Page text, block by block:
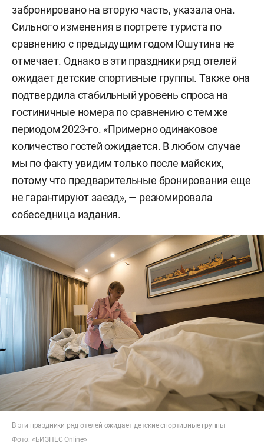
забронировано на вторую часть, указала она.
Сильного изменения в портрете туриста по
сравнению с предыдущим годом Юшутина не
отмечает. Однако в эти праздники ряд отелей
ожидает детские спортивные группы. Также она
подтвердила стабильный уровень спроса на
гостиничные номера по сравнению с тем же
периодом 2023-го. «Примерно одинаковое
количество гостей ожидается. В любом случае
мы по факту увидим только после майских,
потому что предварительные бронирования еще
не гарантируют заезд», — резюмировала
собеседница издания.
В эти праздники ряд отелей ожидает детские спортивные группы
Фото: «БИЗНЕС Online»